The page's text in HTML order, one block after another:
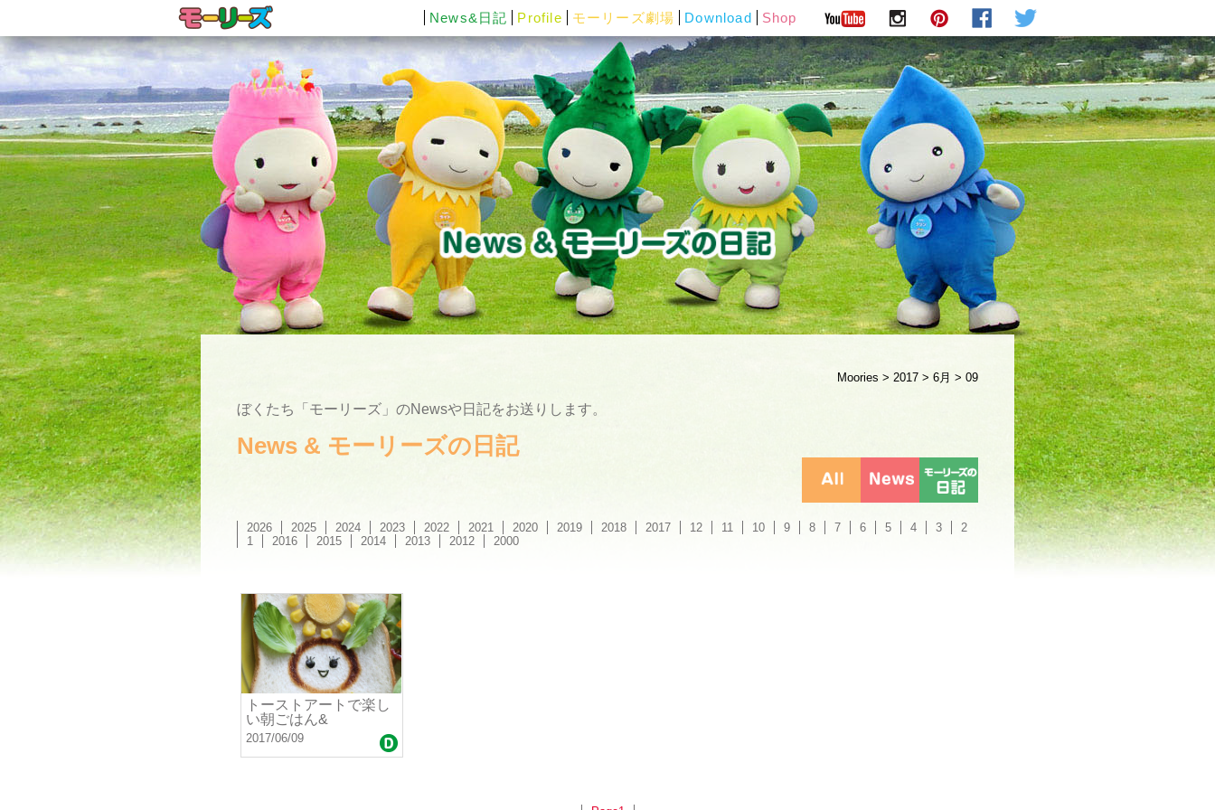
News&日記 Profile モーリーズ劇場 Download Shop
Moories > 2017 > 6月 > 09
ぼくたち「モーリーズ」のNewsや日記をお送りします。
News & モーリーズの日記
2026 2025 2024 2023 2022 2021 2020 2019 2018 2017 12 11 10 9 8 7 6 5 4 3
2
1
2016 2015 2014 2013 2012 2000
トーストアートで楽し
い朝ごはん&
2017/06/09